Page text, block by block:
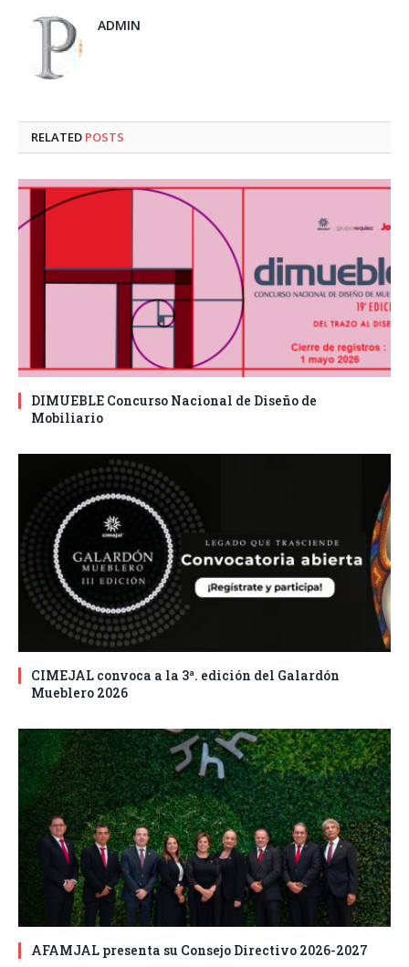
ADMIN
RELATED POSTS
DIMUEBLE Concurso Nacional de Diseño de
Mobiliario
CIMEJAL convoca a la 3ª. edición del Galardón
Mueblero 2026
AFAMJAL presenta su Consejo Directivo 2026-2027